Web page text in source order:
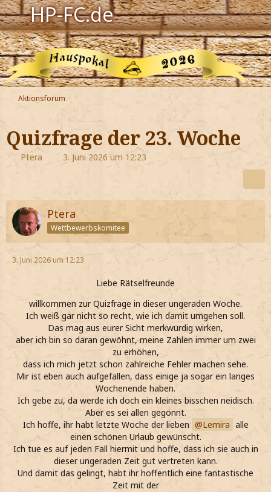
HP-FC.de
Navigation
Harry Potter
Der HP-FC
Hogwarts
Zauberwelt
Jetzt Fanclub-Mitglied werden!
Aktionsforum
Quizfrage der 23. Woche
Ptera 3. Juni 2026 um 12:23
Ptera
Wettbewerbskomitee
3. Juni 2026 um 12:23
Liebe Rätselfreunde
willkommen zur Quizfrage in dieser ungeraden Woche.
Ich weiß gar nicht so recht, wie ich damit umgehen soll.
Das mag aus eurer Sicht merkwürdig wirken,
aber ich bin so daran gewöhnt, meine Zahlen immer um zwei
zu erhöhen,
dass ich mich jetzt schon zahlreiche Fehler machen sehe.
Mir ist eben auch aufgefallen, dass einige ja sogar ein langes
Wochenende haben.
Ich gebe zu, da werde ich doch ein kleines bisschen neidisch.
Aber es sei allen gegönnt.
Ich hoffe, ihr habt letzte Woche der lieben
Lemira alle
einen schönen Urlaub gewünscht.
Ich tue es auf jeden Fall hiermit und hoffe, dass ich sie auch in
dieser ungeraden Zeit gut vertreten kann.
Und damit das gelingt, habt ihr hoffentlich eine fantastische
Zeit mit der